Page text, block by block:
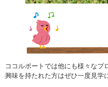
ココルポートでは他にも様々なプ
興味を持たれた方はぜひ一度見学